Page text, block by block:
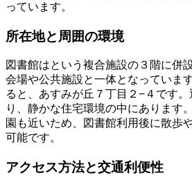
っています。
所在地と周囲の環境
図書館はという複合施設の３階に併
会場や公共施設と一体となっていま
ると、あすみが丘７丁目２−４です
り、静かな住宅環境の中にあります
園も近いため、図書館利用後に散歩
可能です。
アクセス方法と交通利便性